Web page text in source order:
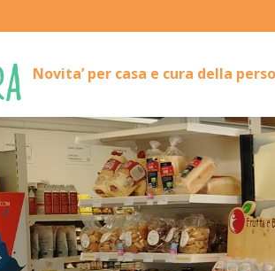
Novita’ per casa e cura della